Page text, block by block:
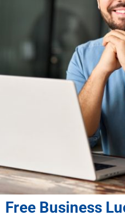
Free Business